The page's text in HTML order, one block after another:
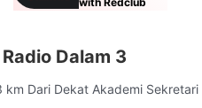
Dalam 3
km Dari Dekat Akademi Sekretari